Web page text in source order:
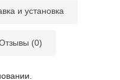
и установка
(0)